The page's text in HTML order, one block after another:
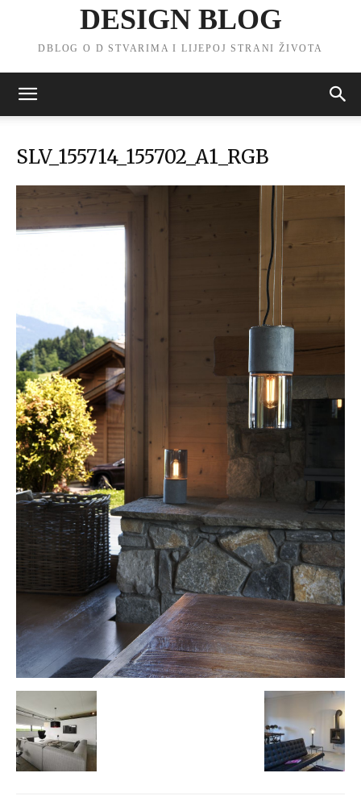
DESIGN BLOG
DBLOG O D STVARIMA I LIJEPOJ STRANI ŽIVOTA
SLV_155714_155702_A1_RGB